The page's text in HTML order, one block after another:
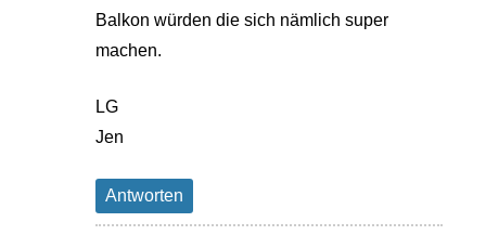
Balkon würden die sich nämlich super
machen.
LG
Jen
Antworten